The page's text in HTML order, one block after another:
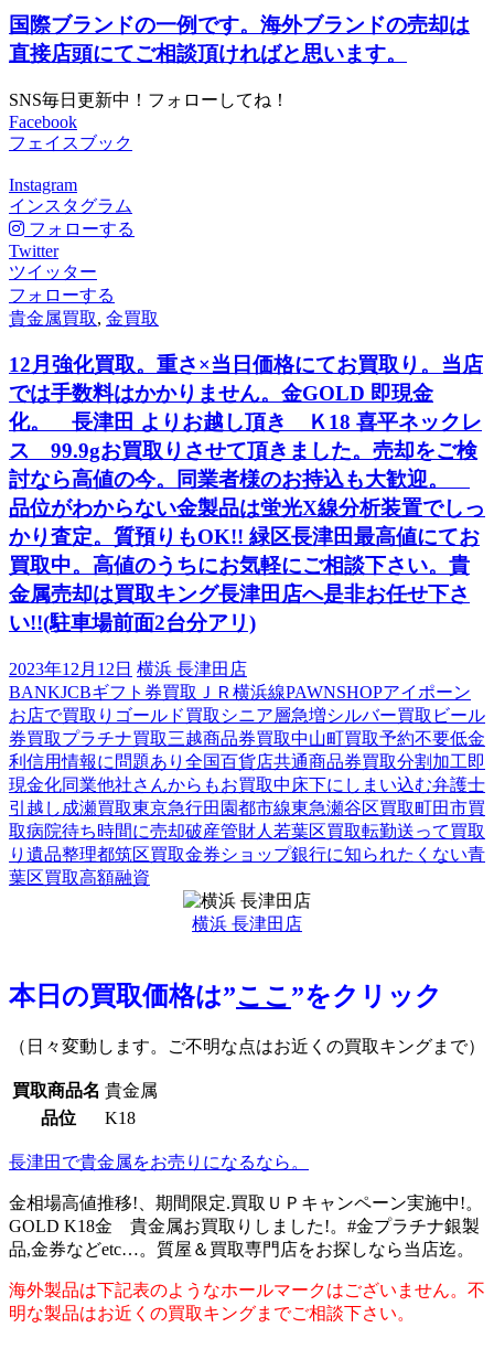
国際ブランドの一例です。海外ブランドの売却は
直接店頭にてご相談頂ければと思います。
SNS毎日更新中！フォローしてね！
Facebook
フェイスブック
Instagram
インスタグラム
フォローする
Twitter
ツイッター
フォローする
貴金属買取, 金買取
12月強化買取。重さ×当日価格にてお買取り。当店
では手数料はかかりません。金GOLD 即現金
化。 長津田 よりお越し頂き Ｋ18 喜平ネックレ
ス 99.9gお買取りさせて頂きました。売却をご検
討なら高値の今。同業者様のお持込も大歓迎。
品位がわからない金製品は蛍光X線分析装置でしっ
かり査定。質預りもOK!! 緑区長津田最高値にてお
買取中。高値のうちにお気軽にご相談下さい。貴
金属売却は買取キング長津田店へ是非お任せ下さ
い!!(駐車場前面2台分アリ)
2023年12月12日 横浜 長津田店
BANKJCBギフト券買取 ＪＲ横浜線PAWNSHOPアイポーン
お店で買取り ゴールド買取 シニア層急増シルバー買取 ビール
券買取プラチナ買取三越商品券買取中山町買取予約不要低金
利 信用情報に問題あり 全国百貨店共通商品券買取分割加工即
現金化同業他社さんからもお買取中 床下にしまい込む弁護士
引越し 成瀬買取東京急行田園都市線東急瀬谷区買取町田市買
取病院待ち時間に売却破産管財人 若葉区買取転勤送って買取
り 遺品整理都筑区買取金券ショップ銀行に知られたくない青
葉区買取高額融資
横浜 長津田店
本日の買取価格は”ここ”をクリック
（日々変動します。ご不明な点はお近くの買取キングまで）
買取商品名 貴金属
品位
K18
長津田で貴金属をお売りになるなら。
金相場高値推移!、期間限定.買取ＵＰキャンペーン実施中!。
GOLD K18金 貴金属お買取りしました!。#金プラチナ銀製
品,金券などetc…。質屋＆買取専門店をお探しなら当店迄。
海外製品は下記表のようなホールマークはございません。不
明な製品はお近くの買取キングまでご相談下さい。